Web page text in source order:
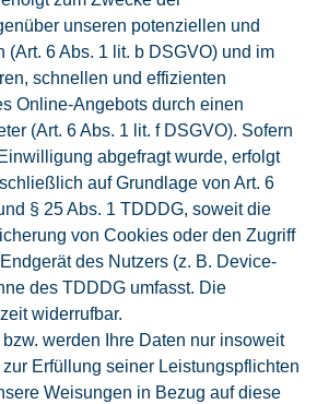
unseren potenziellen und
(Art. 6 Abs. 1 lit. b DSGVO) und im
schnellen und effizienten
Online-Angebots durch einen
(Art. 6 Abs. 1 lit. f DSGVO). Sofern
abgefragt wurde, erfolgt
auf Grundlage von Art. 6
§ 25 Abs. 1 TDDDG, soweit die
von Cookies oder den Zugriff
des Nutzers (z. B. Device-
des TDDDG umfasst. Die
widerrufbar.
werden Ihre Daten nur insoweit
Erfüllung seiner Leistungspflichten
Weisungen in Bezug auf diese